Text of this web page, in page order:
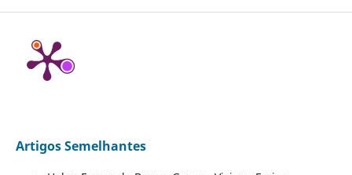
Artigos Semelhantes